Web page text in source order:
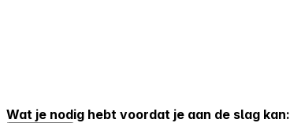
Wat je nodig hebt voordat je aan de slag kan: